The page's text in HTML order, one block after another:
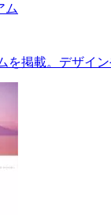
ム
を掲載。デザイ